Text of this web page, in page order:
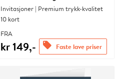
Invitasjoner | Premium trykk-kvalitet
10 kort
FRA
kr 149,- offers Faste lave priser